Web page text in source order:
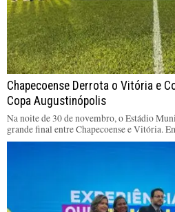
Chapecoense Derrota o Vitória e
Copa Augustinópolis
Na noite de 30 de novembro, o Estádio
grande final entre Chapecoense e Vitória.